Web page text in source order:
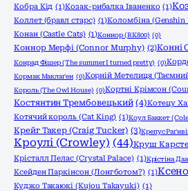
Кобра Кід (1)Козак-рибалка Іваненко (1)
Коллет (бравл старс) (1)Коломбіна (Genshin
Конан (Castle Cats) (1)Коннор (RK800) (0)
Коннор Мерфі (Connor Murphy) (2)Конні
Конрад Фішер (The summer I turned pretty) (0)
Кормак Маклаґен (0)Корній Метелиця
Король (The Owl House) (0)Кортні Крімсон
Костянтин Трембовецький (4)Котецу
Котячий король (Cat King) (1)Коул Баккет
Крейг Такер (Craig Tucker) (3)Крепус
Кроулі (Crowley) (44)Круш
Крісталл Пелас (Crystal Palace) (1)Крістіна
Ксейден Паркінсон (Лонгботом?) (1)
Куджо Такаюкі (Kujou Takayuki) (1)